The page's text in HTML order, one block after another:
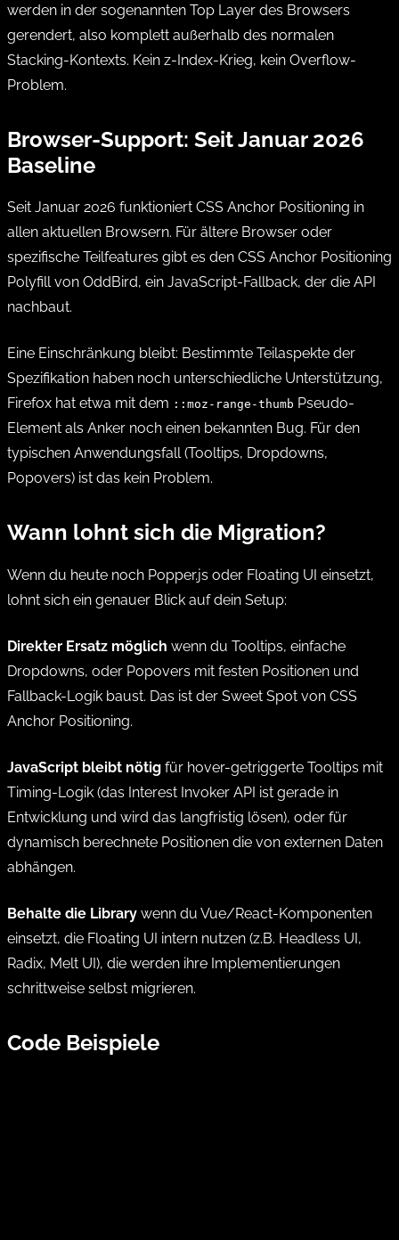
werden in der sogenannten Top Layer des Browsers
gerendert, also komplett außerhalb des normalen
Stacking-Kontexts. Kein z-Index-Krieg, kein Overflow-
Problem.
Browser-Support: Seit Januar 2026
Baseline
Seit Januar 2026 funktioniert CSS Anchor Positioning in
allen aktuellen Browsern. Für ältere Browser oder
spezifische Teilfeatures gibt es den CSS Anchor Positioning
Polyfill von OddBird, ein JavaScript-Fallback, der die API
nachbaut.
Eine Einschränkung bleibt: Bestimmte Teilaspekte der
Spezifikation haben noch unterschiedliche Unterstützung,
Firefox hat etwa mit dem ::moz-range-thumb Pseudo-
Element als Anker noch einen bekannten Bug. Für den
typischen Anwendungsfall (Tooltips, Dropdowns,
Popovers) ist das kein Problem.
Wann lohnt sich die Migration?
Wenn du heute noch Popper.js oder Floating UI einsetzt,
lohnt sich ein genauer Blick auf dein Setup:
Direkter Ersatz möglich wenn du Tooltips, einfache
Dropdowns, oder Popovers mit festen Positionen und
Fallback-Logik baust. Das ist der Sweet Spot von CSS
Anchor Positioning.
JavaScript bleibt nötig für hover-getriggerte Tooltips mit
Timing-Logik (das Interest Invoker API ist gerade in
Entwicklung und wird das langfristig lösen), oder für
dynamisch berechnete Positionen die von externen Daten
abhängen.
Behalte die Library wenn du Vue/React-Komponenten
einsetzt, die Floating UI intern nutzen (z.B. Headless UI,
Radix, Melt UI), die werden ihre Implementierungen
schrittweise selbst migrieren.
Code Beispiele